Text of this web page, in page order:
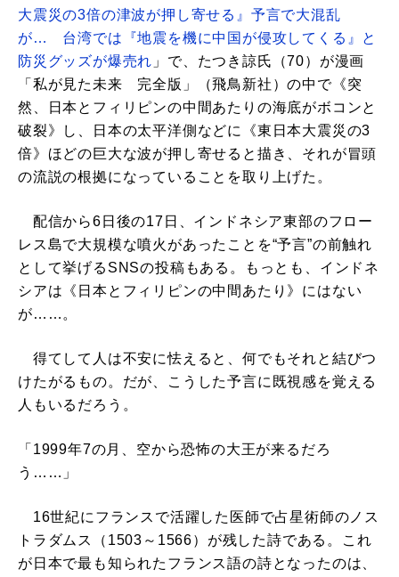
大震災の3倍の津波が押し寄せる』予言で大混乱
が… 台湾では『地震を機に中国が侵攻してくる』と
防災グッズが爆売れ 」で、たつき諒氏（70）が漫画
「私が見た未来 完全版」（飛鳥新社）の中で《突
然、日本とフィリピンの中間あたりの海底がボコンと
破裂》し、日本の太平洋側などに《東日本大震災の3
倍》ほどの巨大な波が押し寄せると描き、それが冒頭
の流説の根拠になっていることを取り上げた。
配信から6日後の17日、インドネシア東部のフロー
レス島で大規模な噴火があったことを“予言”の前触れ
として挙げるSNSの投稿もある。もっとも、インドネ
シアは《日本とフィリピンの中間あたり》にはない
が……。
得てして人は不安に怯えると、何でもそれと結びつ
けたがるもの。だが、こうした予言に既視感を覚える
人もいるだろう。
「1999年7の月、空から恐怖の大王が来るだろ
う……」
16世紀にフランスで活躍した医師で占星術師のノス
トラダムス（1503～1566）が残した詩である。これ
が日本で最も知られたフランス語の詩となったのは、